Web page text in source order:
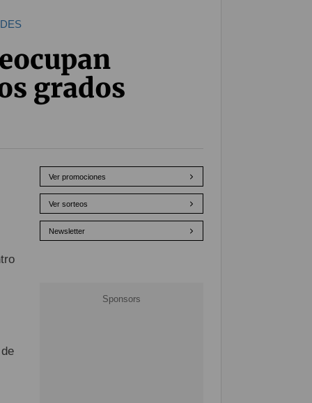
grados
Ver promociones
Ver sorteos
Newsletter